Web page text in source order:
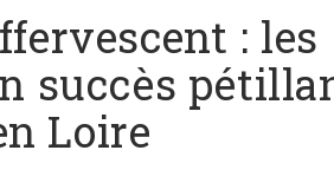
: les
succès
Loire